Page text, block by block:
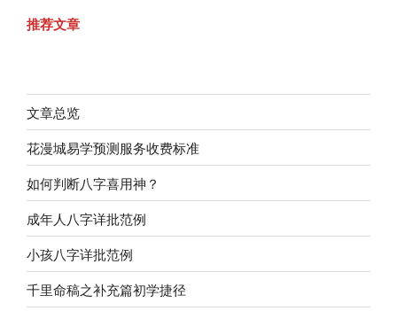
推荐文章
文章总览
花漫城易学预测服务收费标准
如何判断八字喜用神？
成年人八字详批范例
小孩八字详批范例
千里命稿之补充篇初学捷径